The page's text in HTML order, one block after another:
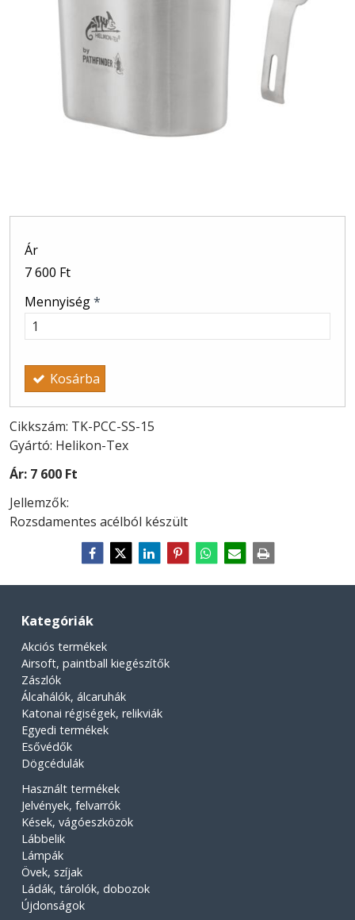
Ár
7 600 Ft
Mennyiség*
Kosárba
Cikkszám: TK-PCC-SS-15
Gyártó: Helikon-Tex
Ár: 7 600 Ft
Jellemzők:
Rozsdamentes acélból készült
Kategóriák
Akciós termékek
Airsoft, paintball kiegészítők
Zászlók
Álcahálók, álcaruhák
Katonai régiségek, relikviák
Egyedi termékek
Esővédők
Dögcédulák
Használt termékek
Jelvények, felvarrók
Kések, vágóeszközök
Lábbelik
Lámpák
Övek, szíjak
Ládák, tárolók, dobozok
Újdonságok